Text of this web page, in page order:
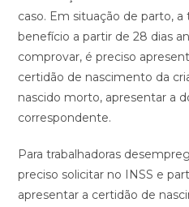
caso. Em situação de parto,
benefício a partir de 28 dias
comprovar, é preciso
certidão de nascimento da
nascido morto, apresentar a
correspondente.
Para trabalhadoras
preciso solicitar no INSS e
apresentar a certidão de